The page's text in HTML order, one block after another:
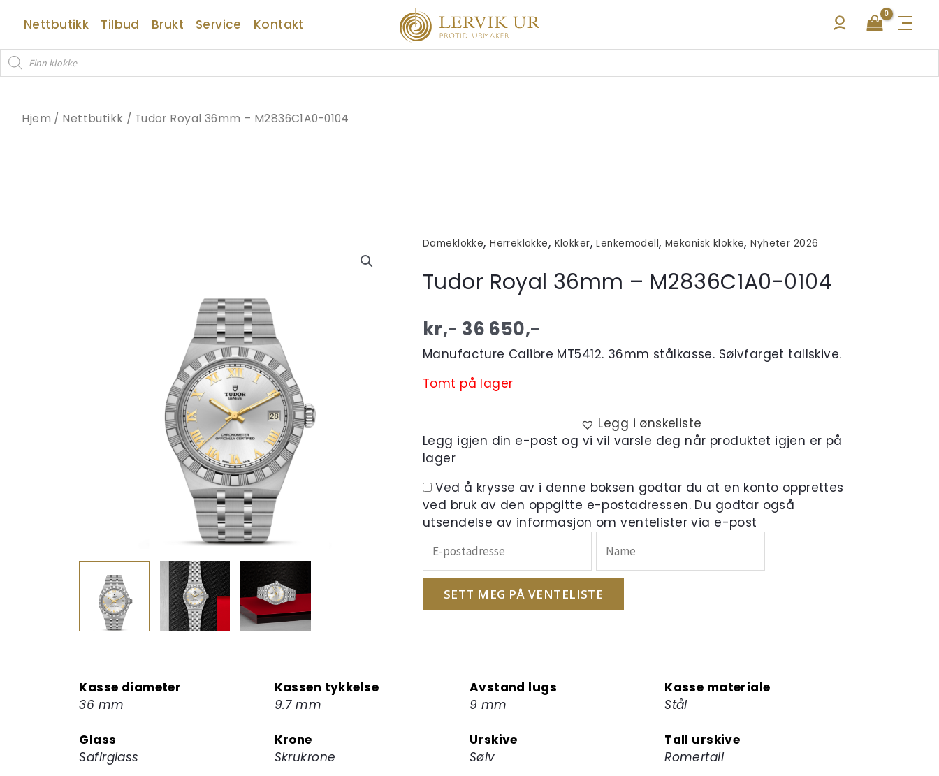
innholdet
Nettbutikk Tilbud Brukt Service
Kontakt
Products
search
Hjem / Nettbutikk / Tudor Royal 36mm – M2836C1A0-0104
Dameklokke,Herreklokke, Klokker,Lenkemodell,Mekanisk klokke,Nyheter 2026
Tudor Royal 36mm – M2836C1A0-0104
kr,- 36 650,-
Manufacture Calibre MT5412. 36mm stålkasse. Sølvfarget tallskive.
Tomt på lager
Legg i ønskeliste
Legg igjen din e-post og vi vil varsle deg når produktet igjen er på
lager
Ved å krysse av i denne boksen godtar du at en konto opprettes
ved bruk av den oppgitte e-postadressen. Du godtar også
utsendelse av informasjon om ventelister via e-post
inn
e-
postadressen
din
ventelisten
produktet
SETT MEG PÅ VENTELISTE
Kasse diameter
36 mm
Kassen tykkelse
9.7 mm
Avstand lugs
9 mm
Kasse materiale
Stål
Glass
Safirglass
Krone
Skrukrone
Urskive
Sølv
Tall urskive
Romertall